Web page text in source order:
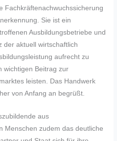
Fachkräftenachwuchssicherung
Sie ist ein
Ausbildungsbetriebe und
der aktuell wirtschaftlich
aufrecht zu
wichtigen Beitrag zur
leisten. Das Handwerk
von Anfang an begrüßt.
aus
Menschen zudem das deutliche